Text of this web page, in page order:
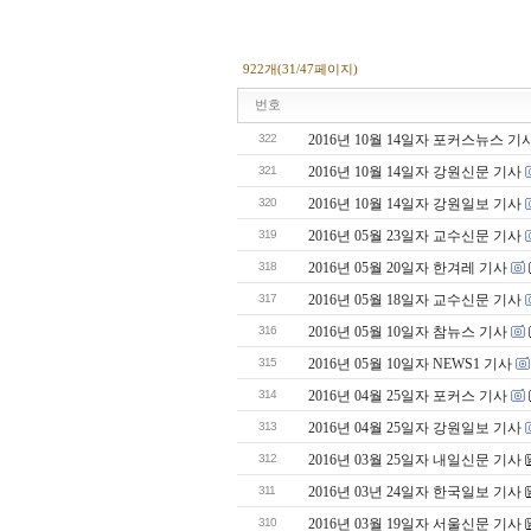
922개(31/47페이지)
번호
322 2016년 10월 14일자 포커스뉴스 기
321 2016년 10월 14일자 강원신문 기사
320 2016년 10월 14일자 강원일보 기사
319 2016년 05월 23일자 교수신문 기사
318 2016년 05월 20일자 한겨레 기사
317 2016년 05월 18일자 교수신문 기사
316 2016년 05월 10일자 참뉴스 기사
315 2016년 05월 10일자 NEWS1 기사
314 2016년 04월 25일자 포커스 기사
313 2016년 04월 25일자 강원일보 기사
312 2016년 03월 25일자 내일신문 기사
311 2016년 03년 24일자 한국일보 기사
310 2016년 03월 19일자 서울신문 기사